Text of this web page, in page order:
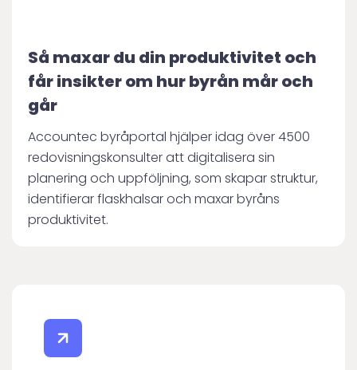
Så maxar du din produktivitet och
får insikter om hur byrån mår och
går
Accountec byråportal hjälper idag över 4500
redovisningskonsulter att digitalisera sin
planering och uppföljning, som skapar struktur,
identifierar flaskhalsar och maxar byråns
produktivitet.